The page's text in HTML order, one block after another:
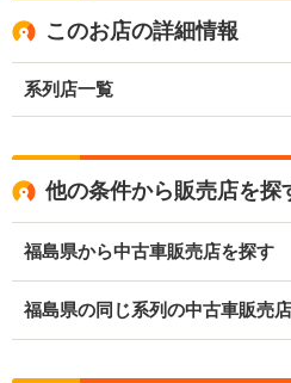
このお店の詳細情報
系列店一覧
他の条件から販売店を探
福島県から中古車販売店を探す
福島県の同じ系列の中古車販売